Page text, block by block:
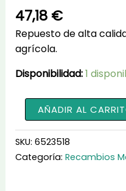
47,18 €
Repuesto de alta
agrícola.
Disponibilidad:1
Árbol
para
Tractor
6523518
cantidad
AÑADIR AL
SKU: 6523518
Categoría: Recambios